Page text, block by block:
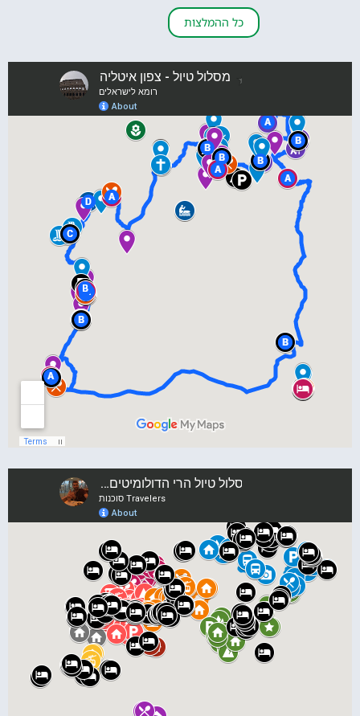
כל ההמלצות